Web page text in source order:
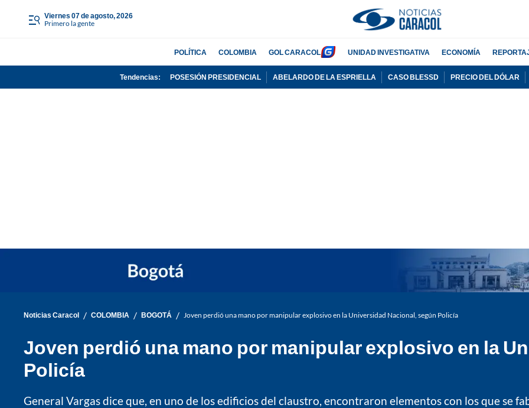
viernes 07 de agosto, 2026
Primero la gente
POLÍTICA COLOMBIA GOL CARACOL UNIDAD INVESTIGATIVA ECONOMÍA
Tendencias: POSESIÓN PRESIDENCIAL ABELARDO DE LA ESPRIELLA CASO BLESSD PRECIO DEL DÓLAR
Noticias Caracol / COLOMBIA / BOGOTÁ / Joven perdió una mano por manipular explosivo en la Universidad Nacional, según Policía
Joven perdió una mano por manipular explosivo en la
Policía
General Vargas dice que, en uno de los edificios del claustro, encontraron elementos con los que se